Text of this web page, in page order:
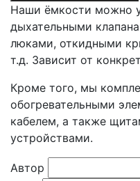
Наши ёмкости можно
дыхательными
люками, откидными
т.д. Зависит от
Кроме того, мы
обогревательными
кабелем, а также
устройствами.
Автор